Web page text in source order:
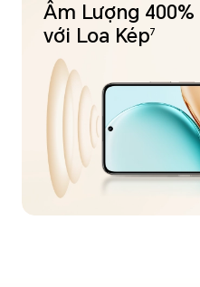
Âm Lượng 400%
với Loa Kép7